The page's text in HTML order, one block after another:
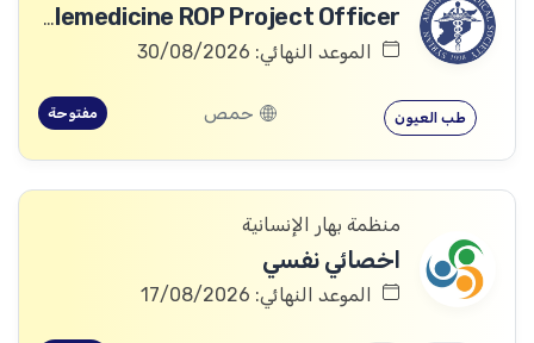
Telemedicine ROP Project Officer
الموعد النهائي: 30/08/2026
طب العيون حمص مفتوحة
منظمة بهار الإنسانية
اخصائي نفسي
الموعد النهائي: 17/08/2026